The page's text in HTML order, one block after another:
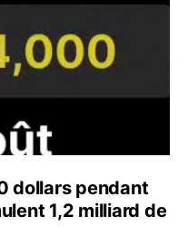
dollars pendant
1,2 milliard de